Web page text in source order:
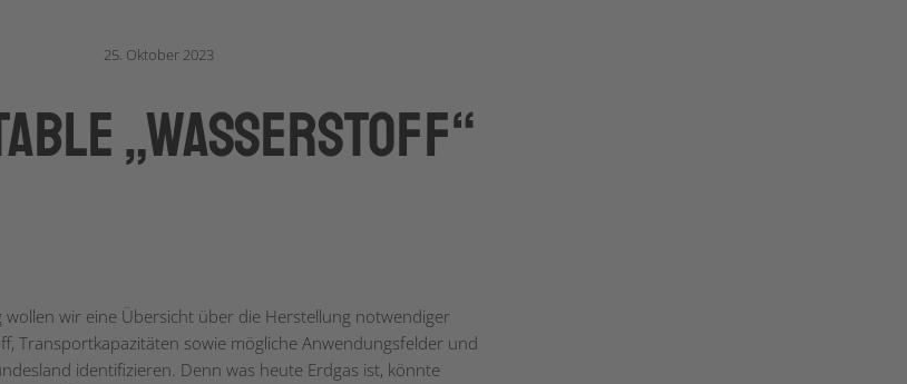
25. Oktober 2023
„Wasserstoff“
wollen wir eine Übersicht über die Herstellung notwendiger
Transportkapazitäten sowie mögliche Anwendungsfelder und
identifizieren. Denn was heute Erdgas ist, könnte